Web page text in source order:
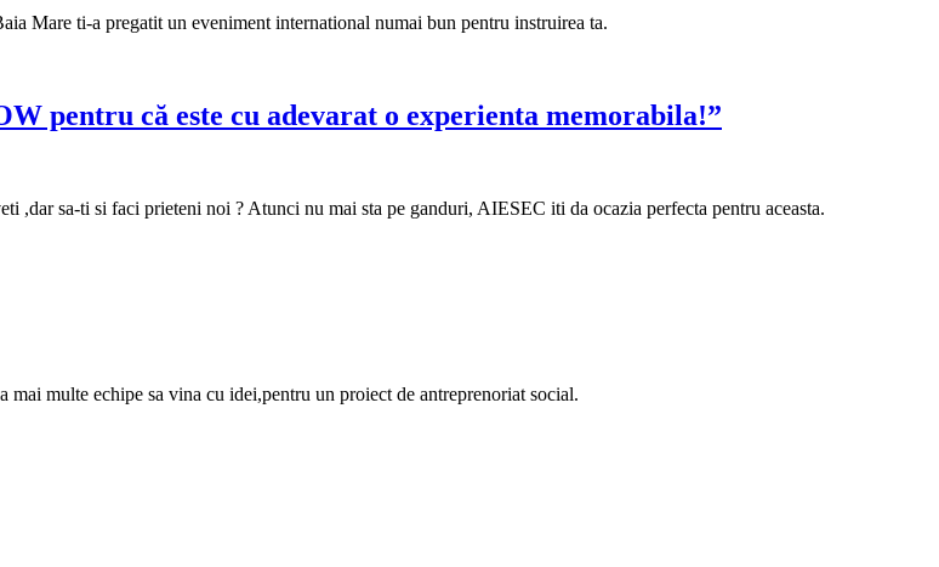
Mare ti-a pregatit un eveniment international numai bun pentru instruirea ta.
pentru că este cu adevarat o experienta memorabila!”
sa-ti si faci prieteni noi ? Atunci nu mai sta pe ganduri, AIESEC iti da ocazia perfecta pentru aceasta.
multe echipe sa vina cu idei,pentru un proiect de antreprenoriat social.